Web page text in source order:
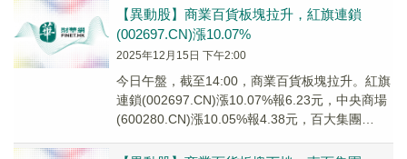
【異動股】商業百貨板塊拉升，紅旗連鎖
(002697.CN)漲10.07%
2025年12月15日 下午2:00
今日午盤，截至14:00，商業百貨板塊拉升。紅旗
連鎖(002697.CN)漲10.07%報6.23元，中央商場
(600280.CN)漲10.05%報4.38元，百大集團